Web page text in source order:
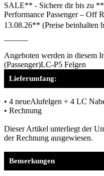
SALE** - Sichere dir bis zu
Performance Passenger – Off
13.08.26** (Preise
Angeboten werden in diesem
(Passenger)LC-P5 Felgen
Lieferumfang:
• 4 neueAlufelgen + 4 LC
• Rechnung
Dieser Artikel unterliegt der
der Rechnung ausgewiesen.
Bemerkungen